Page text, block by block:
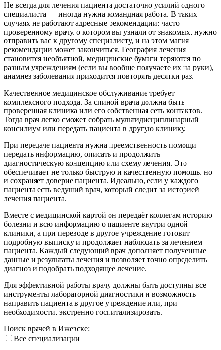
Не всегда для лечения пациента достаточно усилий одного
специалиста — иногда нужна командная работа. В таких
случаях не работают адресные рекомендации: часто
проверенному врачу, о котором вы узнали от знакомых, нужно
отправить вас к другому специалисту, и на этом магия
рекомендации может закончиться. География лечения
становится необъятной, медицинские бумаги теряются по
разным учреждениям (если вы вообще получаете их на руки),
анамнез заболевания приходится повторять десятки раз.
Качественное медицинское обслуживание требует
комплексного подхода. За спиной врача должна быть
проверенная клиника или его собственная сеть контактов.
Тогда врач легко сможет собрать мультидисциплинарный
консилиум или передать пациента в другую клинику.
При передаче пациента нужна преемственность помощи —
передать информацию, описать и продолжить
диагностическую концепцию или схему лечения. Это
обеспечивает не только быструю и качественную помощь, но
и сохраняет доверие пациента. Идеально, если у каждого
пациента есть ведущий врач, который следит за историей
лечения пациента.
Вместе с медицинской картой он передаёт коллегам историю
болезни и всю информацию о пациенте внутри одной
клиники, а при переводе в другое учреждение готовит
подробную выписку и продолжает наблюдать за лечением
пациента. Каждый следующий врач дополняет полученные
данные и результаты лечения и позволяет точно определить
диагноз и подобрать подходящее лечение.
Для эффективной работы врачу должны быть доступны все
инструменты лабораторной диагностики и возможность
направить пациента в другое учреждение или, при
необходимости, экстренно госпитализировать.
Поиск врачей в Ижевске:
Все специализации